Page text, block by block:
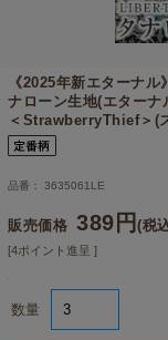
《2025年新エターナル》
ナローン生地(エターナ
＜StrawberryThief＞(
品番： 3635061LE
販売価格 389円(税
[4ポイント進呈 ]
数量